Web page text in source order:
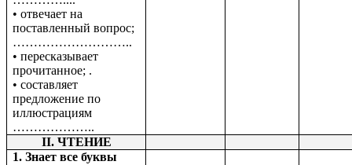
• отвечает на
поставленный вопрос;
………………………..
• пересказывает
прочитанное; .
• составляет
предложение по
иллюстрациям
………………..
II. ЧТЕНИЕ
1. Знает все буквы